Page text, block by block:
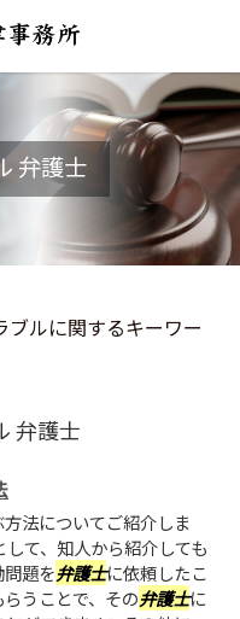
弁護士
ブルに関するキーワー
弁護士
法についてご紹介しま
て、知人から紹介しても
題を弁護士に依頼したこ
うことで、その弁護士に